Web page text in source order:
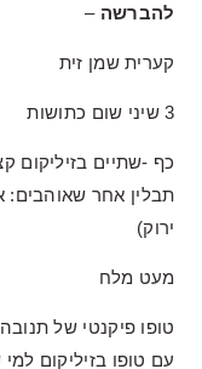
להברשה –
קערית שמן זית
3 שיני שום כתושות
כף -שתיים בזיליקום
תבלין אחר שאוהבים:
ירוק)
מעט מלח
טופו פיקנטי של
עם טופו בזיליקום